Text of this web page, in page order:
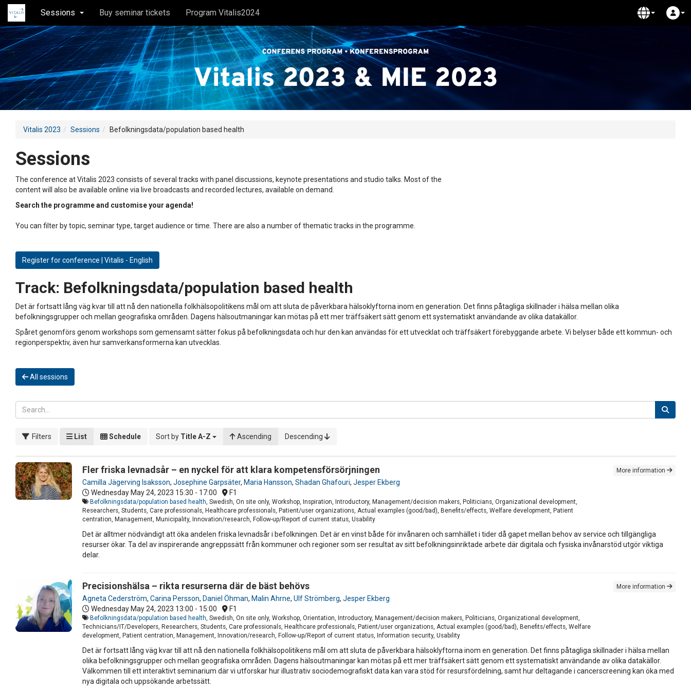
Sessions Buy seminar tickets Program Vitalis2024
Vitalis 2023 Sessions Befolkningsdata/population based health
Sessions
The conference at Vitalis 2023 consists of several tracks with panel discussions, keynote presentations and studio talks. Most of the
content will also be available online via live broadcasts and recorded lectures, available on demand.
Search the programme and customise your agenda!
You can filter by topic, seminar type, target audience or time. There are also a number of thematic tracks in the programme.
Register for conference | Vitalis - English
Track: Befolkningsdata/population based health
Det är fortsatt lång väg kvar till att nå den nationella folkhälsopolitikens mål om att sluta de påverkbara hälsoklyftorna inom en generation. Det finns påtagliga skillnader i hälsa mellan olika
befolkningsgrupper och mellan geografiska områden. Dagens hälsoutmaningar kan mötas på ett mer träffsäkert sätt genom ett systematiskt användande av olika datakällor.
Spåret genomförs genom workshops som gemensamt sätter fokus på befolkningsdata och hur den kan användas för ett utvecklat och träffsäkert förebyggande arbete. Vi belyser både ett kommun- och
regionperspektiv, även hur samverkansformerna kan utvecklas.
All sessions
Filters List Schedule Sort by Title A-Z Ascending Descending
Fler friska levnadsår – en nyckel för att klara kompetensförsörjningen
Camilla Jägerving Isaksson, Josephine Garpsäter, Maria Hansson, Shadan Ghafouri, Jesper Ekberg
Wednesday May 24, 2023 15:30 - 17:00 F1
Befolkningsdata/population based health, Swedish, On site only, Workshop, Inspiration, Introductory, Management/decision makers, Politicians, Organizational development,
Researchers, Students, Care professionals, Healthcare professionals, Patient/user organizations, Actual examples (good/bad), Benefits/effects, Welfare development, Patient
centration, Management, Municipality, Innovation/research, Follow-up/Report of current status, Usability
More information
Det är alltmer nödvändigt att öka andelen friska levnadsår i befolkningen. Det är en vinst både för invånaren och samhället i tider då gapet mellan behov av service och tillgängliga
resurser ökar. Ta del av inspirerande angreppssätt från kommuner och regioner som ser resultat av sitt befolkningsinriktade arbete där digitala och fysiska invånarstöd utgör viktiga
delar.
Precisionshälsa – rikta resurserna där de bäst behövs
Agneta Cederström, Carina Persson, Daniel Öhman, Malin Ahrne, Ulf Strömberg, Jesper Ekberg
Wednesday May 24, 2023 13:00 - 15:00 F1
Befolkningsdata/population based health, Swedish, On site only, Workshop, Orientation, Introductory, Management/decision makers, Politicians, Organizational development,
Technicians/IT/Developers, Researchers, Students, Care professionals, Healthcare professionals, Patient/user organizations, Actual examples (good/bad), Benefits/effects, Welfare
development, Patient centration, Management, Innovation/research, Follow-up/Report of current status, Information security, Usability
More information
Det är fortsatt lång väg kvar till att nå den nationella folkhälsopolitikens mål om att sluta de påverkbara hälsoklyftorna inom en generation. Det finns påtagliga skillnader i hälsa mellan
olika befolkningsgrupper och mellan geografiska områden. Dagens hälsoutmaningar kan mötas på ett mer träffsäkert sätt genom ett systematiskt användande av olika datakällor.
Välkommen till ett interaktivt seminarium där vi utforskar hur illustrativ sociodemografiskt data kan vara stöd för resursfördelning, samt hur deltagande i cancerscreening kan öka med
nya digitala och uppsökande arbetssätt.